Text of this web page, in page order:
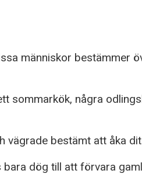
människor bestämmer
sommarkök, några
vägrade bestämt att åka
dög till att förvara